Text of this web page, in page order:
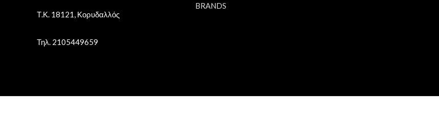
Τ.Κ. 18121, Κορυδαλλός
Τηλ. 2105449659
BRANDS